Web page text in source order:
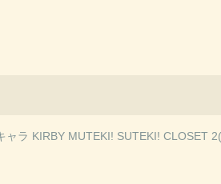
ャラ KIRBY MUTEKI! SUTEKI! CLOSET